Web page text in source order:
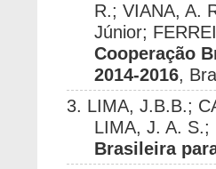
R.; VIANA, A.
Júnior;
Cooperação
2014-2016,
3. LIMA, J.B.B.;
LIMA, J. A. S.;
Brasileira